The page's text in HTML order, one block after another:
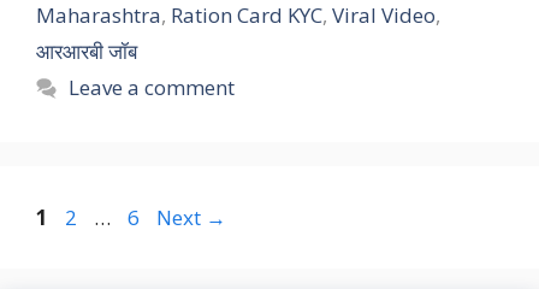
Maharashtra, Ration Card KYC, Viral Video,
आरआरबी जॉब
Leave a comment
Page
1 Page
2 … Page
6 Next →